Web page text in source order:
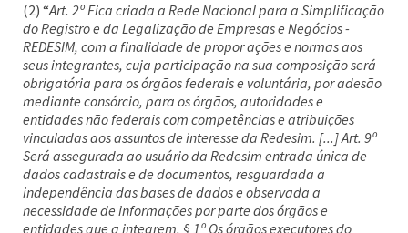
(2) “Art. 2º Fica criada a Rede Nacional para a Simplificação
do Registro e da Legalização de Empresas e Negócios -
REDESIM, com a finalidade de propor ações e normas aos
seus integrantes, cuja participação na sua composição será
obrigatória para os órgãos federais e voluntária, por adesão
mediante consórcio, para os órgãos, autoridades e
entidades não federais com competências e atribuições
vinculadas aos assuntos de interesse da Redesim. [...] Art. 9º
Será assegurada ao usuário da Redesim entrada única de
dados cadastrais e de documentos, resguardada a
independência das bases de dados e observada a
necessidade de informações por parte dos órgãos e
entidades que a integrem. § 1º Os órgãos executores do